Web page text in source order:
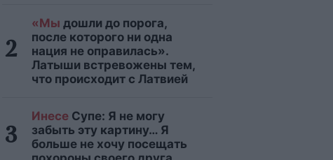
«Мы дошли до порога,
после которого ни одна
нация не оправилась».
Латыши встревожены тем,
что происходит с Латвией
Инесе Супе: Я не могу
забыть эту картину… Я
больше не хочу посещать